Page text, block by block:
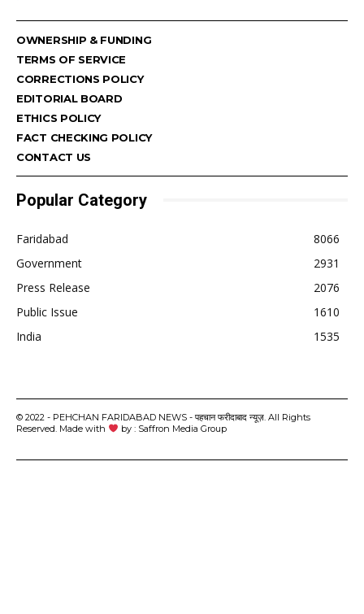
OWNERSHIP & FUNDING
TERMS OF SERVICE
CORRECTIONS POLICY
EDITORIAL BOARD
ETHICS POLICY
FACT CHECKING POLICY
CONTACT US
Popular Category
Faridabad
8066
Government
2931
Press Release
2076
Public Issue
1610
India
1535
© 2022 - PEHCHAN FARIDABAD NEWS - पहचान फरीदाबाद न्यूज़. All Rights
Reserved. Made with
by : Saffron Media Group